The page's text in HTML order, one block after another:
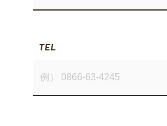
TEL